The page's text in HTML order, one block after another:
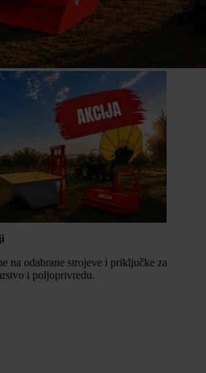
na odabrane strojeve i priključke za
i poljoprivredu.